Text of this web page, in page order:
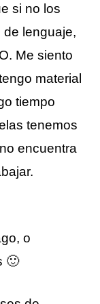
si no los
lenguaje,
Me siento
material
tiempo
tenemos
encuentra
o
🙂